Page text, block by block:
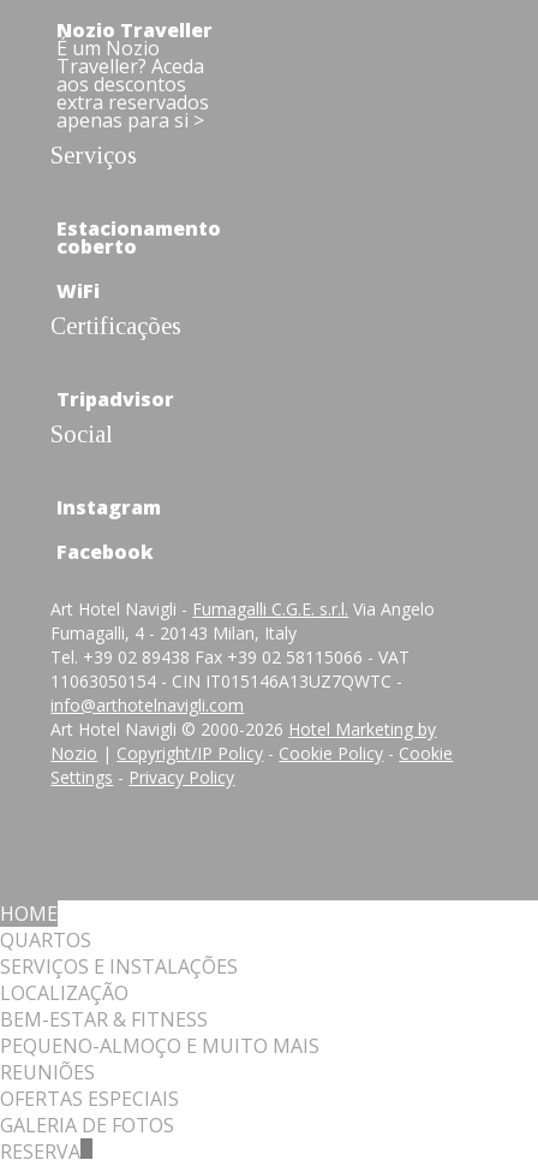
Nozio Traveller
É um Nozio
Traveller? Aceda
aos descontos
extra reservados
apenas para si >
Serviços
Estacionamento
coberto
WiFi
Certificações
Tripadvisor
Social
Instagram
Facebook
Art Hotel Navigli - Fumagalli C.G.E. s.r.l. Via Angelo
Fumagalli, 4 - 20143 Milan, Italy
Tel. +39 02 89438 Fax +39 02 58115066 - VAT
11063050154 - CIN IT015146A13UZ7QWTC -
info@arthotelnavigli.com
Art Hotel Navigli © 2000-2026 Hotel Marketing by
Nozio | Copyright/IP Policy - Cookie Policy - Cookie
Settings - Privacy Policy
HOME
QUARTOS
SERVIÇOS E INSTALAÇÕES
LOCALIZAÇÃO
BEM-ESTAR & FITNESS
PEQUENO-ALMOÇO E MUITO MAIS
REUNIÕES
OFERTAS ESPECIAIS
GALERIA DE FOTOS
RESERVA